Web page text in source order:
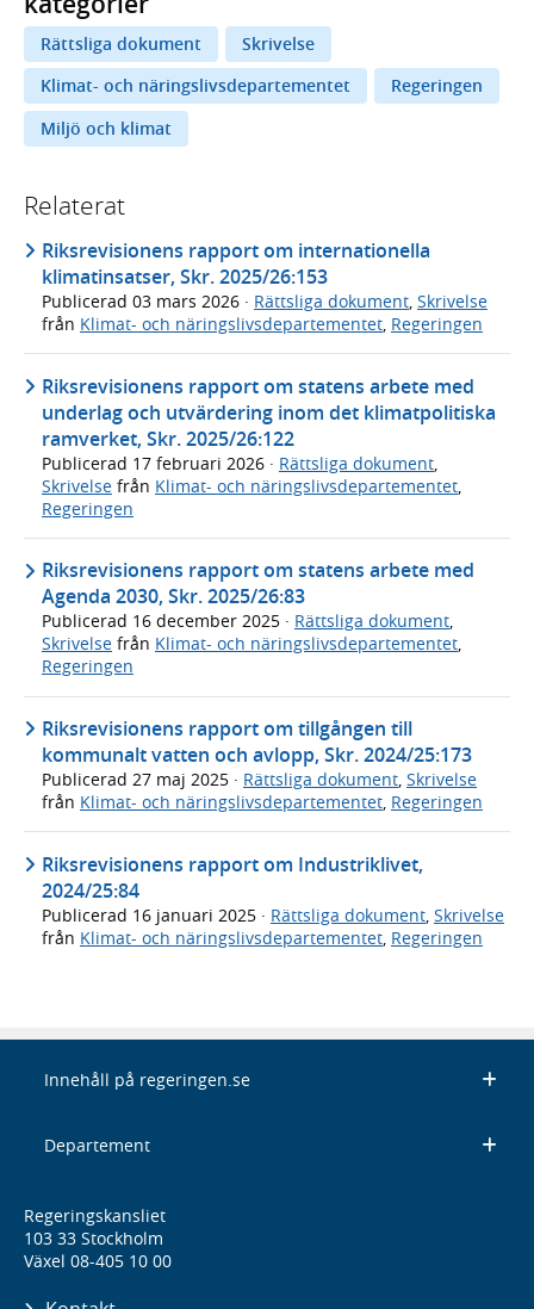
Rättsliga dokument
Skrivelse
Klimat- och näringslivsdepartementet
Regeringen
Miljö och klimat
Relaterat
Riksrevisionens rapport om internationella
klimatinsatser, Skr. 2025/26:153
Publicerad 03 mars 2026 · Rättsliga dokument, Skrivelse
från Klimat- och näringslivsdepartementet, Regeringen
Riksrevisionens rapport om statens arbete med
underlag och utvärdering inom det klimatpolitiska
ramverket, Skr. 2025/26:122
Publicerad 17 februari 2026 · Rättsliga dokument
Skrivelse från Klimat- och näringslivsdepartementet
Regeringen
Riksrevisionens rapport om statens arbete med
Agenda 2030, Skr. 2025/26:83
Publicerad 16 december 2025 · Rättsliga dokument,
Skrivelse från Klimat- och näringslivsdepartementet,
Regeringen
Riksrevisionens rapport om tillgången till
kommunalt vatten och avlopp, Skr. 2024/25:173
Publicerad 27 maj 2025 · Rättsliga dokument, Skrivelse
från Klimat- och näringslivsdepartementet, Regeringen
Riksrevisionens rapport om Industriklivet,
2024/25:84
Publicerad 16 januari 2025 · Rättsliga dokument Skrivelse
från Klimat- och näringslivsdepartementet Regeringen
Innehåll på regeringen.se
Departement
Regeringskansliet
103 33 Stockholm
Växel 08-405 10 00